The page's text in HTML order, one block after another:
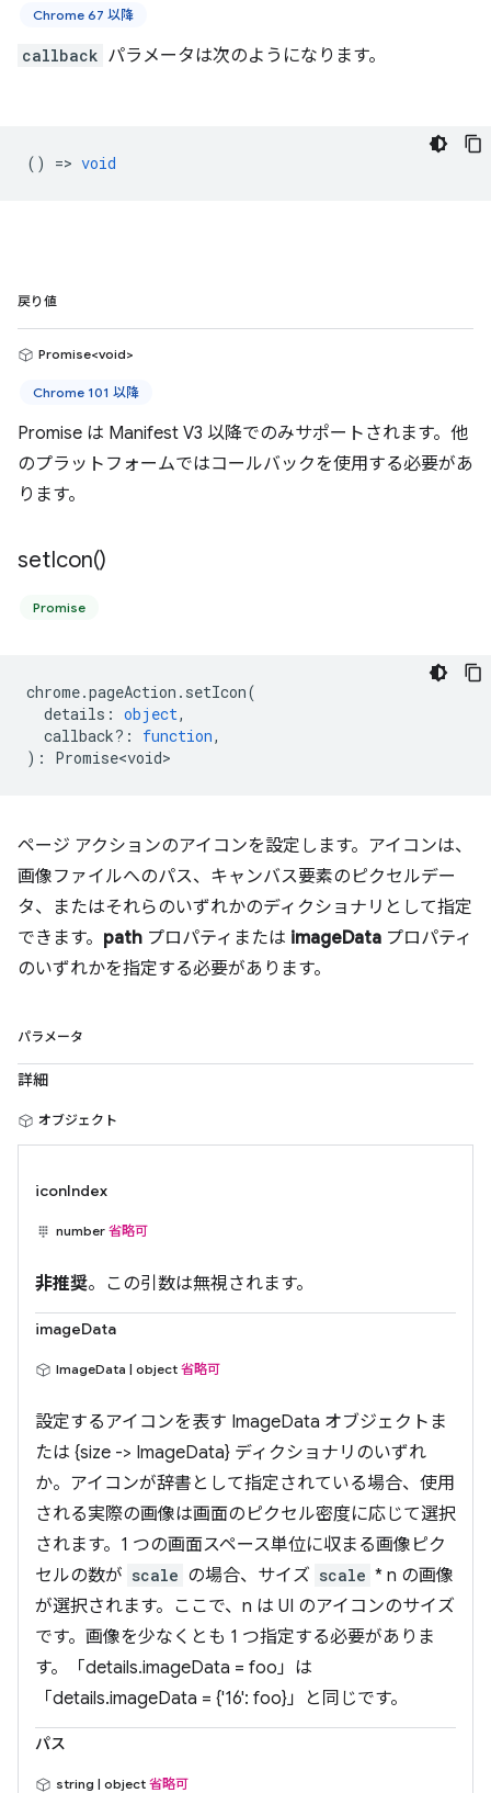
Chrome 67 以降
callback パラメータは次のようになります。
() => void
戻り値
Promise<void>
Chrome 101 以降
Promise は Manifest V3 以降でのみサポートされます。他
のプラットフォームではコールバックを使用する必要があ
ります。
setIcon()
Promise
chrome.pageAction . setIcon(
details : object,
callback? : function,
) : Promise<void>
ページ アクションのアイコンを設定します。アイコンは、
画像ファイルへのパス、キャンバス要素のピクセルデー
タ、またはそれらのいずれかのディクショナリとして指定
できます。 path プロパティまたは imageData プロパティ
のいずれかを指定する必要があります。
パラメータ
詳細
オブジェクト
iconIndex
number 省略可
非推奨。この引数は無視されます。
imageData
ImageData | object 省略可
設定するアイコンを表す ImageData オブジェクトま
たは {size -> ImageData} ディクショナリのいずれ
か。アイコンが辞書として指定されている場合、使用
される実際の画像は画面のピクセル密度に応じて選択
されます。1 つの画面スペース単位に収まる画像ピク
セルの数が scale の場合、サイズ scale * n の画像
が選択されます。ここで、n は UI のアイコンのサイズ
です。画像を少なくとも 1 つ指定する必要がありま
す。「details.imageData = foo」は
「details.imageData = {'16': foo}」と同じです。
パス
string | object 省略可